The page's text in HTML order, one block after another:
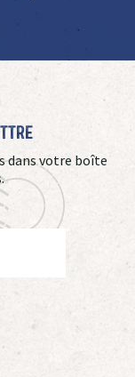
dans votre boîte